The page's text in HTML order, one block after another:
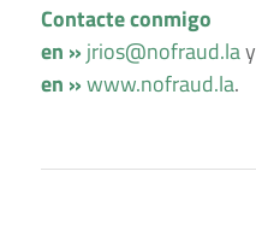
Contacte conmigo
en » jrios@nofraud.lay
en »www.nofraud.la.